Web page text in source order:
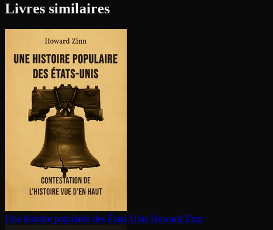
Livres similaires
Une histoire populaire des États-Unis Howard Zinn